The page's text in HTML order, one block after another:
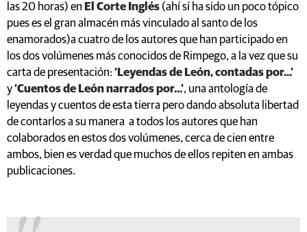
las 20 horas) en El Corte Inglés (ahí sí ha sido un poco tópico
pues es el gran almacén más vinculado al santo de los
enamorados)a cuatro de los autores que han participado en
los dos volúmenes más conocidos de Rimpego, a la vez que su
carta de presentación: ‘Leyendas de León, contadas por...’
y‘Cuentos de León narrados por...’, una antología de
leyendas y cuentos de esta tierra pero dando absoluta libertad
de contarlos a su manera a todos los autores que han
colaborados en estos dos volúmenes, cerca de cien entre
ambos, bien es verdad que muchos de ellos repiten en ambas
publicaciones.